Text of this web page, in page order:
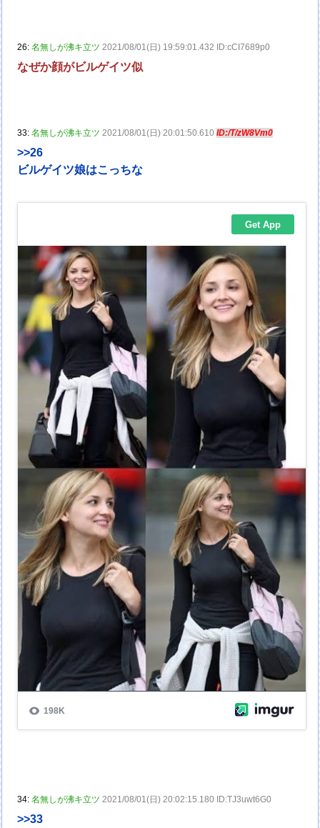
26:名無しが沸キ立ツ 2021/08/01(日) 19:59:01.432 ID:cCI7689p0
なぜか顔がビルゲイツ似
33:名無しが沸キ立ツ 2021/08/01(日) 20:01:50.610ID:/T/zW8Vm0
>>26
ビルゲイツ娘はこっちな
34:名無しが沸キ立ツ 2021/08/01(日) 20:02:15.180 ID:TJ3uwt6G0
>>33